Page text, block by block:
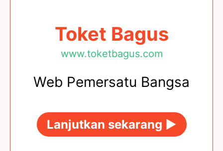
Toket Bagus
www.toketbagus.com
Web Pemersatu Bangsa
Lanjutkan sekarang ►